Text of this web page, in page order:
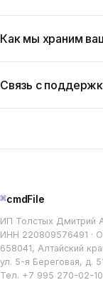
Как мы храним
Связь с
⌘cmdFile
ИП Толстых Дмитрий
ИНН 220809576491 ·
658041, Алтайский
ул. 5-я Береговая, д.
Тел. +7 995 270-02-10